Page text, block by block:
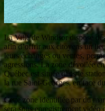
La Ville de Windsor dispose
afin d’offrir aux citoyens un
leurs échanges ou ventes,
agressions. La zone dévoilée
Québec est située dans le
la rue Saint-Georges, en face
Cette zone identifiée par du
sera sous enregistrement